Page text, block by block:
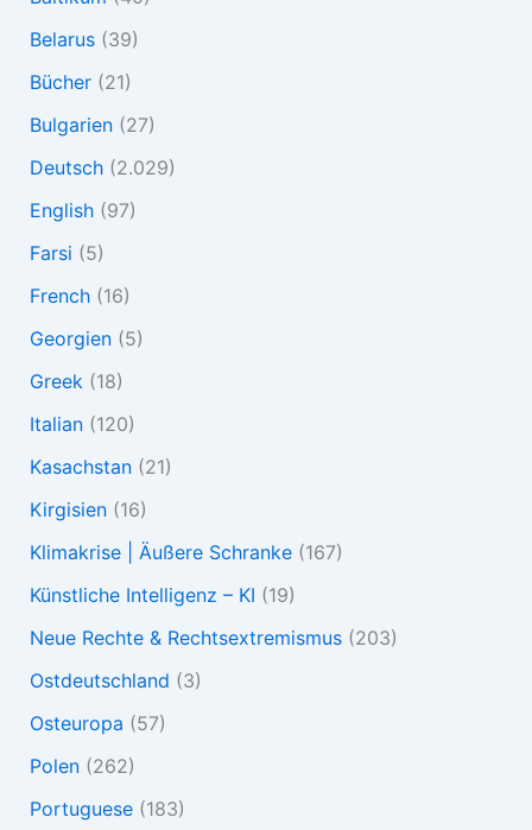
Belarus(39)
Bücher(21)
Bulgarien(27)
Deutsch(2.029)
English(97)
Farsi (5)
French(16)
Georgien(5)
Greek (18)
Italian(120)
Kasachstan(21)
Kirgisien(16)
Klimakrise | Äußere Schranke(167)
Künstliche Intelligenz – KI (19)
Neue Rechte & Rechtsextremismus(203)
Ostdeutschland (3)
Osteuropa (57)
Polen(262)
Portuguese(183)